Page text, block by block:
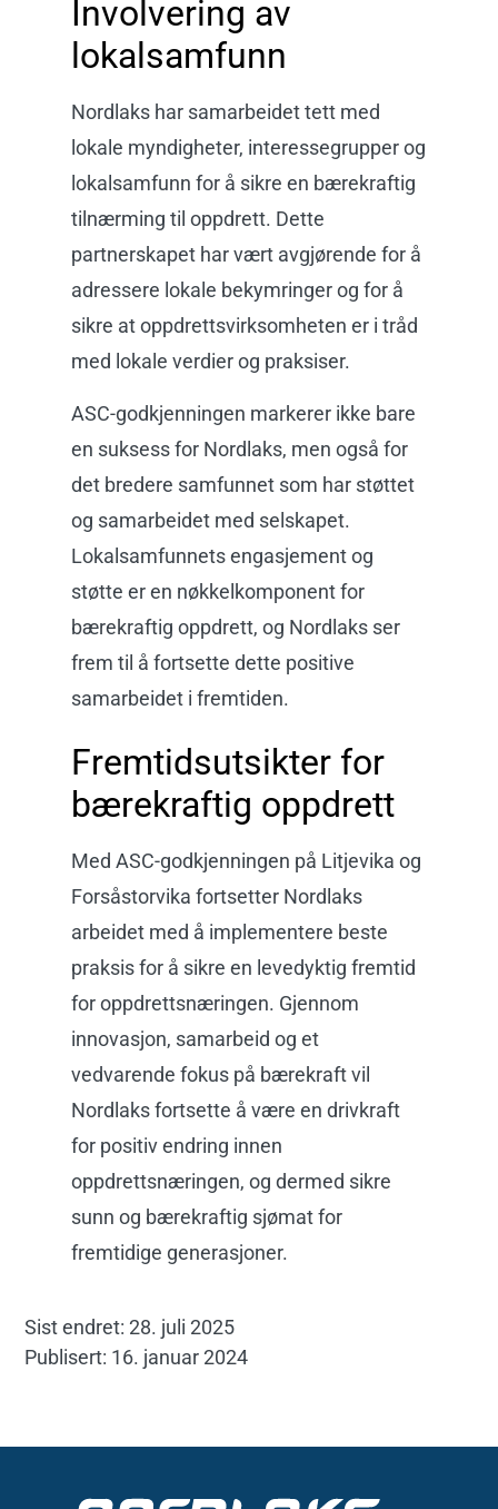
Involvering av
lokalsamfunn
Nordlaks har samarbeidet tett med
lokale myndigheter, interessegrupper og
lokalsamfunn for å sikre en bærekraftig
tilnærming til oppdrett. Dette
partnerskapet har vært avgjørende for å
adressere lokale bekymringer og for å
sikre at oppdrettsvirksomheten er i tråd
med lokale verdier og praksiser.
ASC-godkjenningen markerer ikke bare
en suksess for Nordlaks, men også for
det bredere samfunnet som har støttet
og samarbeidet med selskapet.
Lokalsamfunnets engasjement og
støtte er en nøkkelkomponent for
bærekraftig oppdrett, og Nordlaks ser
frem til å fortsette dette positive
samarbeidet i fremtiden.
Fremtidsutsikter for
bærekraftig oppdrett
Med ASC-godkjenningen på Litjevika og
Forsåstorvika fortsetter Nordlaks
arbeidet med å implementere beste
praksis for å sikre en levedyktig fremtid
for oppdrettsnæringen. Gjennom
innovasjon, samarbeid og et
vedvarende fokus på bærekraft vil
Nordlaks fortsette å være en drivkraft
for positiv endring innen
oppdrettsnæringen, og dermed sikre
sunn og bærekraftig sjømat for
fremtidige generasjoner.
Sist endret: 28. juli 2025
Publisert: 16. januar 2024